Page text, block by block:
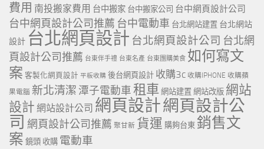
費用 南投搬家費用 台中搬家 台中搬家公司 台中網頁設計公司
台中網頁設計公司推薦 台中電動車 台北網站建置 台北網站
設計 台北網頁設計 台北網頁設計公司 台北網
頁設計公司推薦 台東伴手禮 台東名產 台東團購美食 如何寫文
案 客製化網頁設計 平板收購 後台網頁設計 收購3c 收購IPHONE 收購蘋
果電腦 新北清潔 潭子電動車租車 網站建置 網站改版 網站
設計 網站設計公司 網頁設計網頁設計公
司 網頁設計公司推薦 聚甘新 貨運 購夠台東 銷售文
案 鏡頭 收購 電動車